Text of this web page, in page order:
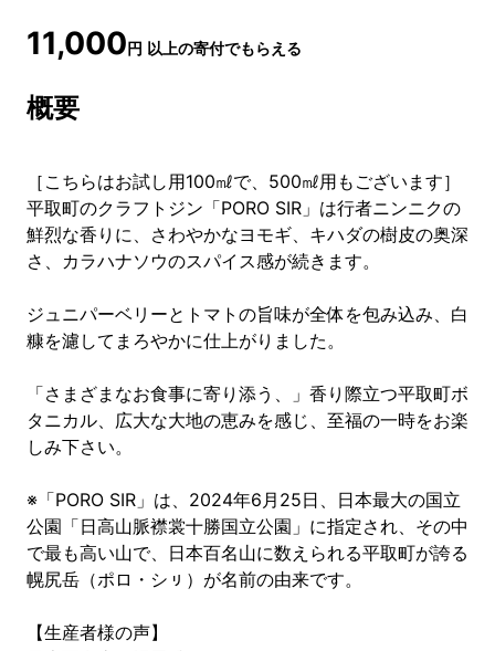
11,000円 以上の寄付でもらえる
概要
［こちらはお試し用100㎖で、500㎖用もございます］
平取町のクラフトジン「PORO SIR」は行者ニンニクの
鮮烈な香りに、さわやかなヨモギ、キハダの樹皮の奥深
さ、カラハナソウのスパイス感が続きます。
ジュニパーベリーとトマトの旨味が全体を包み込み、白
糠を濾してまろやかに仕上がりました。
「さまざまなお食事に寄り添う、」香り際立つ平取町ボ
タニカル、広大な大地の恵みを感じ、至福の一時をお楽
しみ下さい。
※「PORO SIR」は、2024年6月25日、日本最大の国立
公園「日高山脈襟裳十勝国立公園」に指定され、その中
で最も高い山で、日本百名山に数えられる平取町が誇る
幌尻岳（ポロ・シㇼ）が名前の由来です。
【生産者様の声】